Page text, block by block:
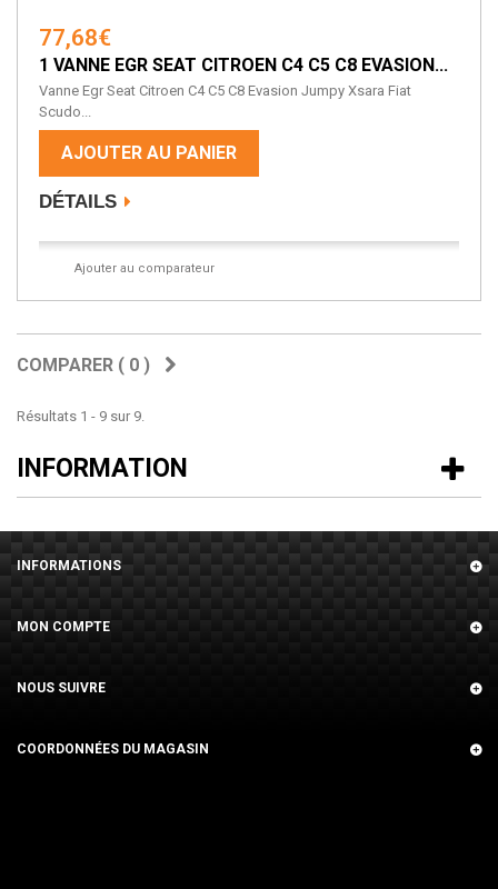
77,68€
1 VANNE EGR SEAT CITROEN C4 C5 C8 EVASION...
Vanne Egr Seat Citroen C4 C5 C8 Evasion Jumpy Xsara Fiat
Scudo...
AJOUTER AU PANIER
DÉTAILS
Ajouter au comparateur
COMPARER ( 0 )
Résultats 1 - 9 sur 9.
INFORMATION
INFORMATIONS
MON COMPTE
NOUS SUIVRE
COORDONNÉES DU MAGASIN